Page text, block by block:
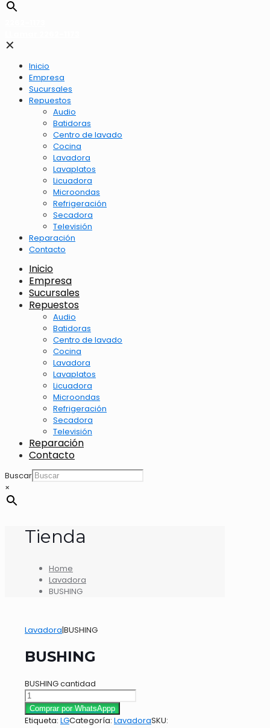
✕
Inicio
Empresa
Sucursales
Repuestos
Audio
Batidoras
Centro de lavado
Cocina
Lavadora
Lavaplatos
Licuadora
Microondas
Refrigeración
Secadora
Televisión
Reparación
Contacto
Inicio
Empresa
Sucursales
Repuestos
Audio
Batidoras
Centro de lavado
Cocina
Lavadora
Lavaplatos
Licuadora
Microondas
Refrigeración
Secadora
Televisión
Reparación
Contacto
Buscar
×
Tienda
Home
Lavadora
BUSHING
Lavadora|BUSHING
BUSHING
BUSHING cantidad
Comprar por WhatsAppp
Etiqueta: LGCategoría: LavadoraSKU: